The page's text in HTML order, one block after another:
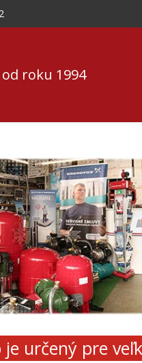
roku 1994
je určený pre